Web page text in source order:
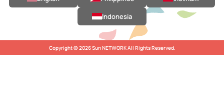
Indonesia
Copyright © 2026 Sun NETWORK All Rights Reserved.